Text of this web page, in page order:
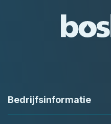
Bedrijfsinformatie